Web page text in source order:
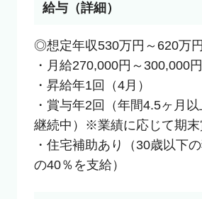
給与（詳細）
◎想定年収530万円～620万円
・月給270,000円～300,000円
・昇給年1回（4月）
・賞与年2回（年間4.5ヶ月
継続中）※業績に応じて期末
・住宅補助あり（30歳以下
の40％を支給）